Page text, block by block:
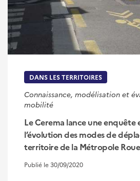
DANS LES TERRITOIRES
Connaissance, modélisation et
mobilité
Le Cerema lance une enquête
l’évolution des modes de
territoire de la Métropole
Publié le 30/09/2020